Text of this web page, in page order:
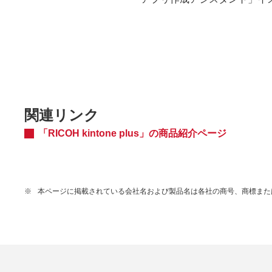
関連リンク
「RICOH kintone plus」の商品紹介ページ
※ 本ページに掲載されている会社名および製品名は各社の商号、商標また